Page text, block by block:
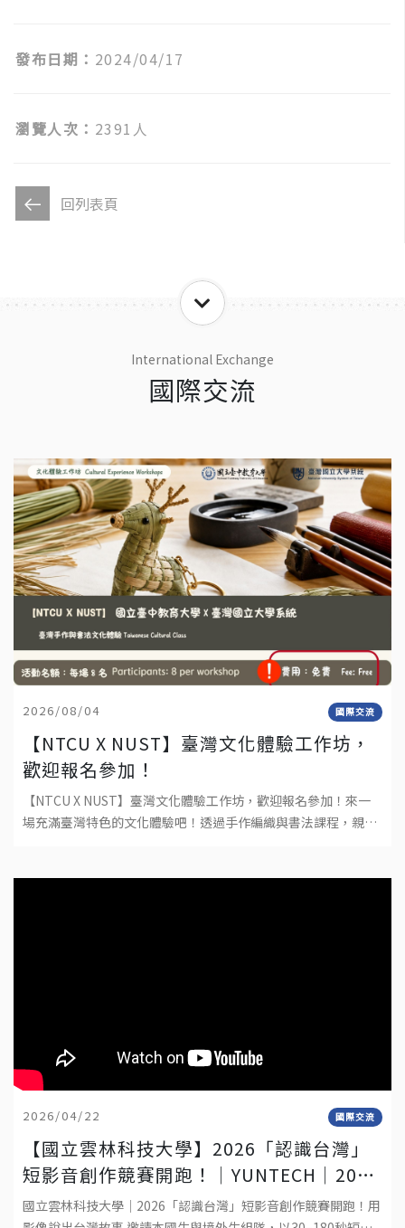
發布日期： 2024/04/17
瀏覽人次： 2391人
回列表頁
International Exchange
國際交流
2026/08/04 國際交流
【NTCU X NUST】臺灣文化體驗工作坊，
歡迎報名參加！
【NTCU X NUST】臺灣文化體驗工作坊，歡迎報名參加！來一
場充滿臺灣特色的文化體驗吧！透過手作編織與書法課程，親手
2026/04/22 國際交流
【國立雲林科技大學】2026「認識台灣」
短影音創作競賽開跑！│YUNTECH│2026
“DISCOVER TAIWAN” SHORT VIDEO
國立雲林科技大學｜2026「認識台灣」短影音創作競賽開跑！用